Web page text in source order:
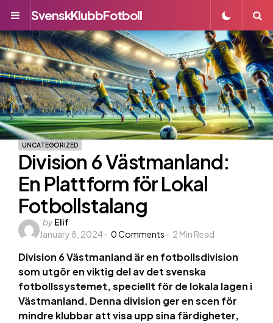
Menu
SvenskKlubbFotboll
UNCATEGORIZED
Division 6 Västmanland:
En Plattform för Lokal
Fotbollstalang
Posted
by
byElif
January 8, 2024
0Comments 2 Min Read
Division 6 Västmanland är en fotbollsdivision
som utgör en viktig del av det svenska
fotbollssystemet, speciellt för de lokala lagen i
Västmanland. Denna division ger en scen för
mindre klubbar att visa upp sina färdigheter,